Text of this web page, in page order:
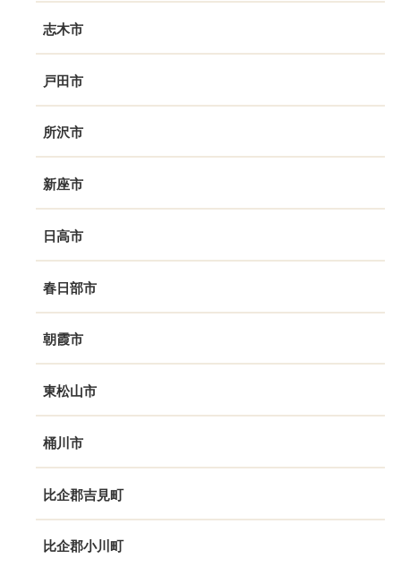
志木市
戸田市
所沢市
新座市
日高市
春日部市
朝霞市
東松山市
桶川市
比企郡吉見町
比企郡小川町